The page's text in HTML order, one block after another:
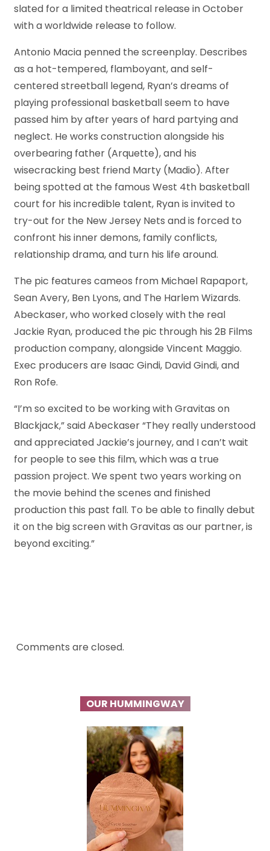
slated for a limited theatrical release in October
with a worldwide release to follow.
Antonio Macia penned the screenplay. Describes
as a hot-tempered, flamboyant, and self-
centered streetball legend, Ryan’s dreams of
playing professional basketball seem to have
passed him by after years of hard partying and
neglect. He works construction alongside his
overbearing father (Arquette), and his
wisecracking best friend Marty (Madio). After
being spotted at the famous West 4th basketball
court for his incredible talent, Ryan is invited to
try-out for the New Jersey Nets and is forced to
confront his inner demons, family conflicts,
relationship drama, and turn his life around.
The pic features cameos from Michael Rapaport,
Sean Avery, Ben Lyons, and The Harlem Wizards.
Abeckaser, who worked closely with the real
Jackie Ryan, produced the pic through his 2B Films
production company, alongside Vincent Maggio.
Exec producers are Isaac Gindi, David Gindi, and
Ron Rofe.
“I’m so excited to be working with Gravitas on
Blackjack,” said Abeckaser “They really understood
and appreciated Jackie’s journey, and I can’t wait
for people to see this film, which was a true
passion project. We spent two years working on
the movie behind the scenes and finished
production this past fall. To be able to finally debut
it on the big screen with Gravitas as our partner, is
beyond exciting.”
Comments are closed.
OUR HUMMINGWAY